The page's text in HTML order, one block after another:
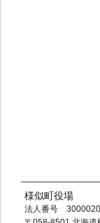
様似町役場
法人番号